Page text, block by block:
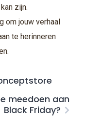
zijn.
om jouw verhaal
te herinneren
meedoen aan
Black Friday?